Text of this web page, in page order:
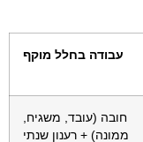
עבודה בחלל מוקף
חובה (עובד, משגיח,
ממונה) + רענון שנתי